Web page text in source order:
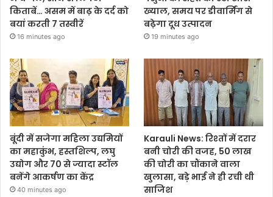
किताबें… असम में बाढ़ के दर्द को
बयां करती 7 तस्वीरें
16 minutes ago
ख्याल, समय पर डीवार्मिंग से
बढ़ेगा दूध उत्पादन
19 minutes ago
बूंदी में सजेगा महिला उद्यमियों
का महाकुंभ, हस्तशिल्प, लघु
उद्योग और 70 से ज्यादा स्टॉल
बनेंगे आकर्षण का केंद्र
40 minutes ago
Karauli News: रिश्तों में दरार
बनी चोरी की वजह, 50 लाख
की चोरी का चौंकाने वाला
खुलासा, बड़े भाई ने ही रची थी
साजिश